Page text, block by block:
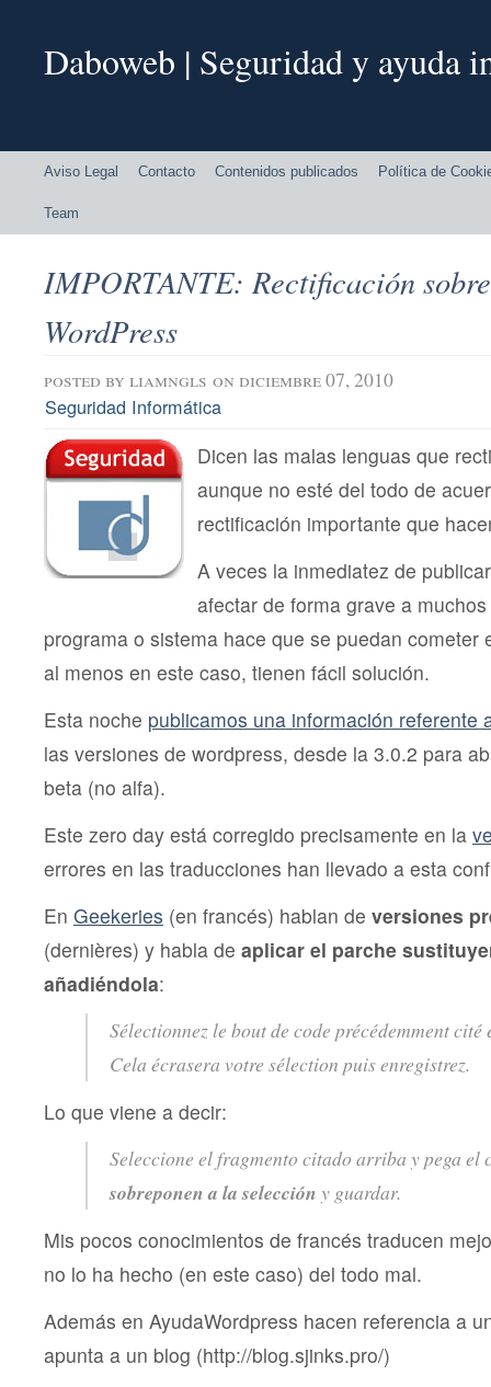
Daboweb | Seguridad y ayuda
Aviso Legal Contacto Contenidos publicados Política de
Team
IMPORTANTE: Rectificación
WordPress
posted by liamngls on diciembre 07, 2010
Seguridad Informática
Dicen las malas lenguas que
aunque no esté del todo de
rectificación importante que
A veces la inmediatez de
afectar de forma grave a
programa o sistema hace que se puedan cometer
al menos en este caso, tienen fácil solución.
Esta noche publicamos una información referente
las versiones de wordpress, desde la 3.0.2 para
beta (no alfa).
Este zero day está corregido precisamente en la
errores en las traducciones han llevado a esta
En Geekeries (en francés) hablan de versiones
(dernières) y habla de aplicar el parche
añadiéndola:
Sélectionnez le bout de code précédemment
Cela écrasera votre sélection puis enregistrez.
Lo que viene a decir:
Seleccione el fragmento citado arriba y pega el
sobreponen a la selección y guardar.
Mis pocos conocimientos de francés traducen
no lo ha hecho (en este caso) del todo mal.
Además en AyudaWordpress hacen referencia a
apunta a un blog (http://blog.sjinks.pro/)